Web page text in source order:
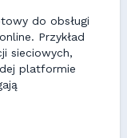
do obsługi
Przykład
sieciowych,
platformie